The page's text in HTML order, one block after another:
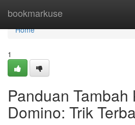
bookmarkuse
Home
Home
1
Panduan Tambah
Domino: Trik